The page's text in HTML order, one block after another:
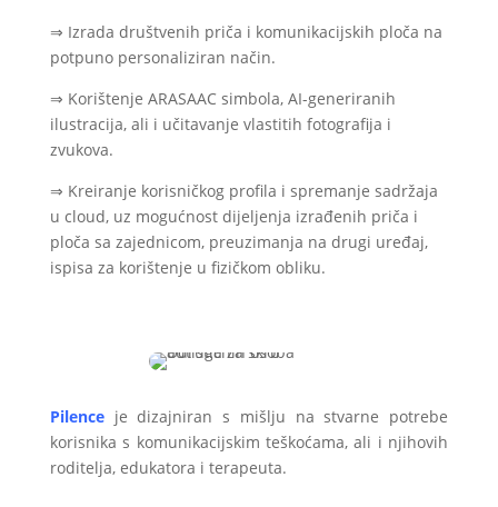
⇒ Izrada društvenih priča i komunikacijskih ploča na
potpuno personaliziran način.
⇒ Korištenje ARASAAC simbola, AI-generiranih
ilustracija, ali i učitavanje vlastitih fotografija i
zvukova.
⇒ Kreiranje korisničkog profila i spremanje sadržaja
u cloud, uz mogućnost dijeljenja izrađenih priča i
ploča sa zajednicom, preuzimanja na drugi uređaj,
ispisa za korištenje u fizičkom obliku.
Pilenceje dizajniran s mišlju na stvarne potrebe
korisnika s komunikacijskim teškoćama, ali i njihovih
roditelja, edukatora i terapeuta.